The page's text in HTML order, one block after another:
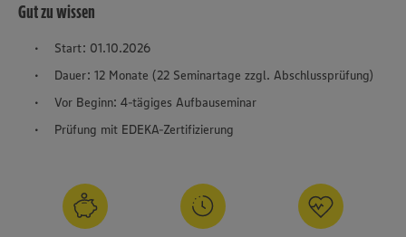
Gut zu wissen
Start: 01.10.2026
Dauer: 12 Monate (22 Seminartage zzgl. Abschlussprüfung)
Vor Beginn: 4-tägiges Aufbauseminar
Prüfung mit EDEKA-Zertifizierung